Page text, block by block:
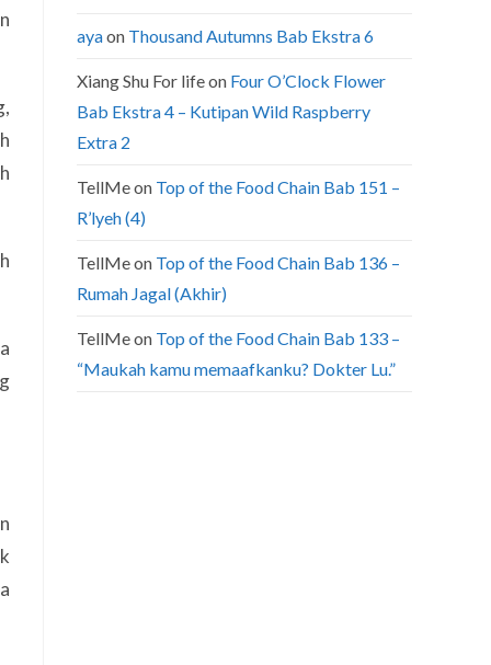
ayaon Thousand Autumns Bab Ekstra 6
Xiang Shu For lifeon Four O’Clock Flower
Bab Ekstra 4 – Kutipan Wild Raspberry
Extra 2
TellMeon Top of the Food Chain Bab 151 –
R’lyeh (4)
TellMeon Top of the Food Chain Bab 136 –
Rumah Jagal (Akhir)
TellMeon Top of the Food Chain Bab 133 –
“Maukah kamu memaafkanku? Dokter Lu.”